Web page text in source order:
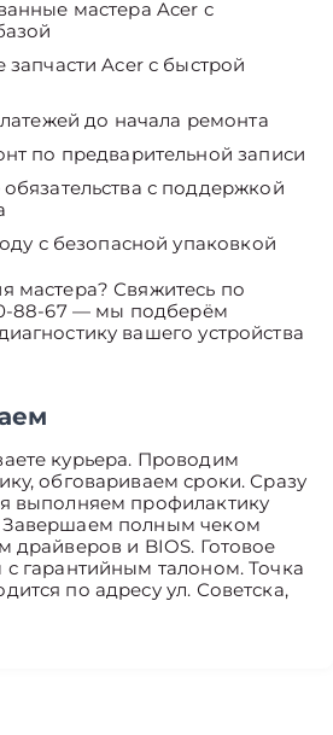
мастера Acer с
Acer с быстрой
до начала ремонта
по предварительной записи
с поддержкой
с безопасной упаковкой
мастера? Свяжитесь по
88-67 — мы подберём
вашего устройства
курьера. Проводим
обговариваем сроки. Сразу
выполняем профилактику
полным чеком
драйверов и BIOS. Готовое
с гарантийным талоном. Точка
по адресу ул. Советска,